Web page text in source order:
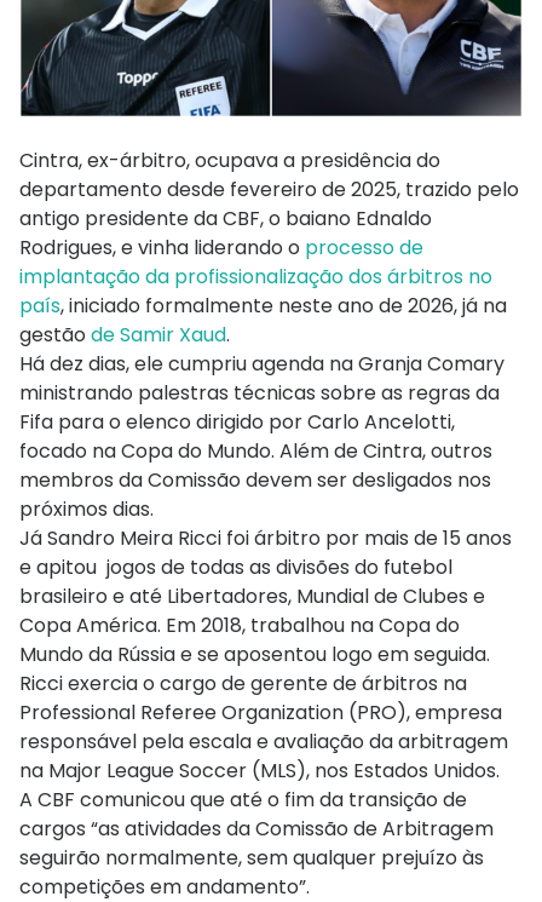
Cintra, ex-árbitro, ocupava a presidência do
departamento desde fevereiro de 2025, trazido pelo
antigo presidente da CBF, o baiano Ednaldo
Rodrigues, e vinha liderando o processo de
implantação da profissionalização dos árbitros no
país, iniciado formalmente neste ano de 2026, já na
gestão de Samir Xaud.
Há dez dias, ele cumpriu agenda na Granja Comary
ministrando palestras técnicas sobre as regras da
Fifa para o elenco dirigido por Carlo Ancelotti,
focado na Copa do Mundo. Além de Cintra, outros
membros da Comissão devem ser desligados nos
próximos dias.
Já Sandro Meira Ricci foi árbitro por mais de 15 anos
e apitou jogos de todas as divisões do futebol
brasileiro e até Libertadores, Mundial de Clubes e
Copa América. Em 2018, trabalhou na Copa do
Mundo da Rússia e se aposentou logo em seguida.
Ricci exercia o cargo de gerente de árbitros na
Professional Referee Organization (PRO), empresa
responsável pela escala e avaliação da arbitragem
na Major League Soccer (MLS), nos Estados Unidos.
A CBF comunicou que até o fim da transição de
cargos “as atividades da Comissão de Arbitragem
seguirão normalmente, sem qualquer prejuízo às
competições em andamento”.